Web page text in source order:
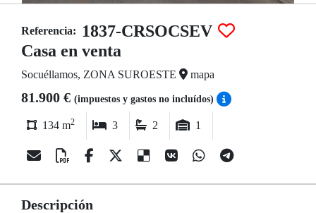
Referencia:
1837-CRSOCSEV
Casa en venta
Socuéllamos, ZONA SUROESTE mapa
81.900 € (impuestos y gastos no incluídos)
134 m2 3 2 1
Descripción